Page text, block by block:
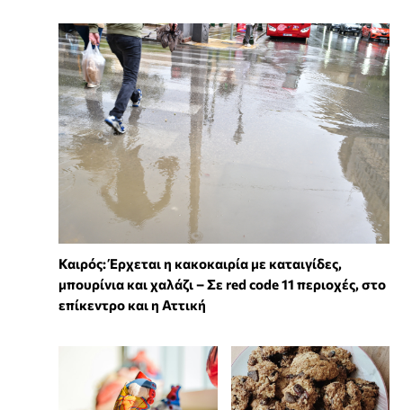
Καιρός: Έρχεται η κακοκαιρία με καταιγίδες,
μπουρίνια και χαλάζι – Σε red code 11 περιοχές, στο
επίκεντρο και η Αττική